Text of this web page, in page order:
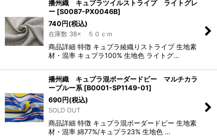
播州織 キュプラツイルストライプ ライトグレ
ー [S0087-PX0046B]
740円(税込)
在庫数 38× ５０ｃｍ
商品詳細 特徴 キュプラ綾織りストライプ 生地素
材・混率 キュプラ100% 生地色 ライトグ…
播州織 キュプラ混ボーダードビー マルチカラ
ーブルー系 [B0001-SP1149-01]
690円(税込)
SOLD OUT
商品詳細 特徴 キュプラ混ボーダードビー 生地素
材・混率 綿77%/キュプラ23% 生地色 …